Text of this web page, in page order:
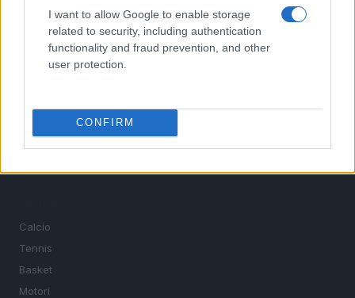
I want to allow Google to enable storage
related to security, including authentication
functionality and fraud prevention, and other
user protection.
CONFIRM
Sportmagazine: notizie, approfondimenti e classifiche su
nazionali e internazionali, gli highlight delle partite, le
interviste ai protagonisti e i risultati in tempo reale di tutte
le discipline che fanno emozionare gli appassionati di
Calcio
Tennis
Basket
Motori